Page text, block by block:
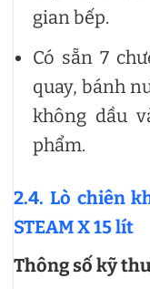
gian bếp.
Có sẵn 7
quay, bánh
không dầu
phẩm.
2.4. Lò chiên
STEAM X 15 lít
Thông số kỹ